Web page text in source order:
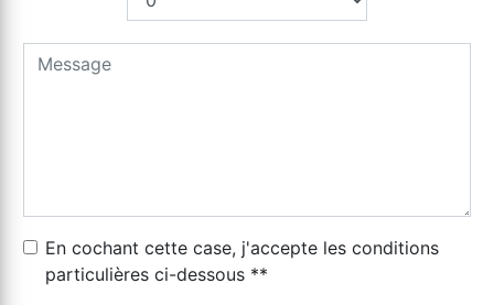
En cochant cette case, j'accepte les conditions
particulières ci-dessous **